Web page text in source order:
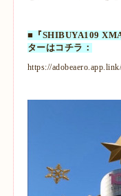
■『SHIBUYA109
ターはコチラ：
https://